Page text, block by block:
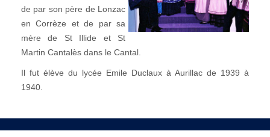
de par son père de Lonzac
en Corrèze et de par sa
mère de St Illide et St
Martin Cantalès dans le Cantal.
Il fut élève du lycée Emile Duclaux à Aurillac de 1939 à
1940.